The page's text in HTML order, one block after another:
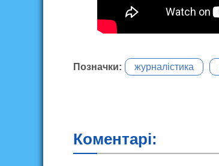
Позначки: журналістика
Коментарі: